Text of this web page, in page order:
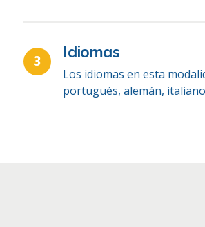
Idiomas
Los idiomas en esta
portugués, alemán,